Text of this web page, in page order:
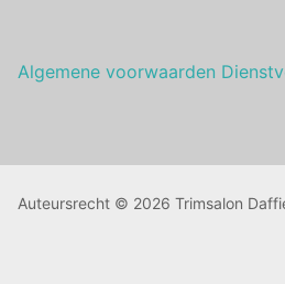
Algemene voorwaarden
Auteursrecht © 2026 Trimsalon